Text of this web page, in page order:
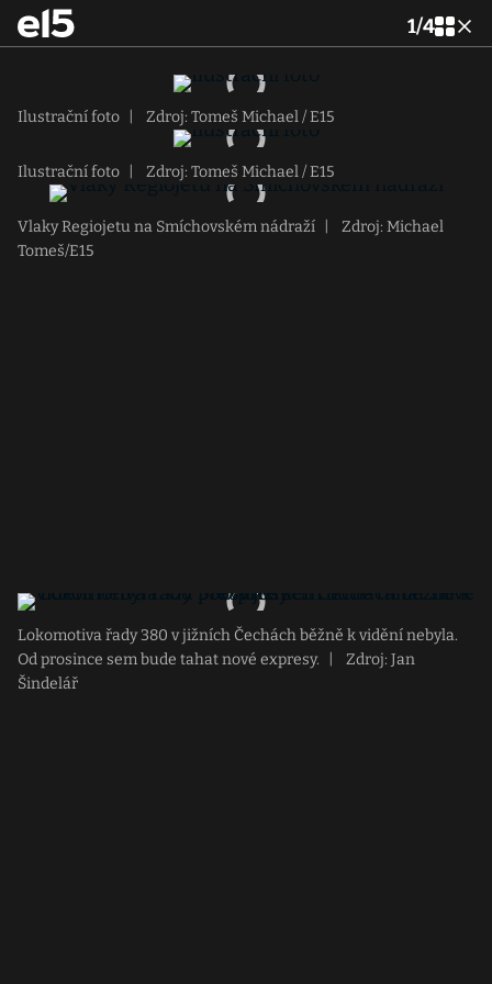
1/4
Ilustrační foto Zdroj: Tomeš Michael / E15
Ilustrační foto Zdroj: Tomeš Michael / E15
Vlaky Regiojetu na Smíchovském nádraží
Zdroj: Michael
Tomeš/E15
Lokomotiva řady 380 v jižních Čechách běžně k vidění nebyla.
Od prosince sem bude tahat nové expresy.
Zdroj: Jan
Šindelář